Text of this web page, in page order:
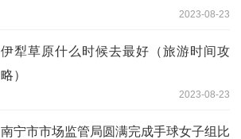
2023-08-23
伊犁草原什么时候去最好（旅游时间攻
略）
2023-08-23
南宁市市场监管局圆满完成手球女子组比